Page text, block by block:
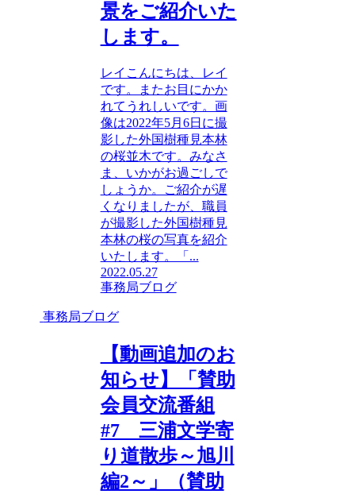
景をご紹介いた
します。
レイこんにちは、レイ
です。またお目にかか
れてうれしいです。画
像は2022年5月6日に撮
影した外国樹種見本林
の桜並木です。みなさ
ま、いかがお過ごしで
しょうか。ご紹介が遅
くなりましたが、職員
が撮影した外国樹種見
本林の桜の写真を紹介
いたします。「...
2022.05.27
事務局ブログ
事務局ブログ
【動画追加のお
知らせ】「賛助
会員交流番組
#7 三浦文学寄
り道散歩～旭川
編2～」（賛助